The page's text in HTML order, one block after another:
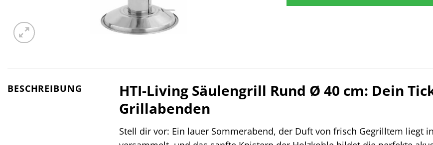
BESCHREIBUNG
HTI-Living Säulengrill Rund Ø 40 cm: Dein
Grillabenden
Stell dir vor: Ein lauer Sommerabend, der Duft von frisch Gegrilltem liegt